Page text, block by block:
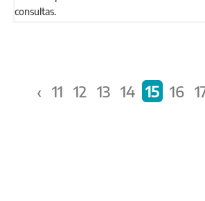
consultas.
‹ 11 12 13 14 15 16